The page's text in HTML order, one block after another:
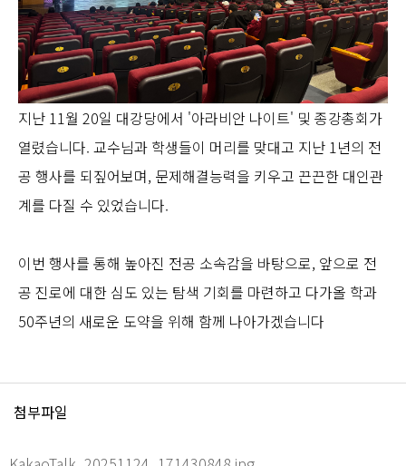
지난 11월 20일 대강당에서 '아라비안 나이트' 및 종강총회가
열렸습니다. 교수님과 학생들이 머리를 맞대고 지난 1년의 전
공 행사를 되짚어보며, 문제해결능력을 키우고 끈끈한 대인관
계를 다질 수 있었습니다.
이번 행사를 통해 높아진 전공 소속감을 바탕으로, 앞으로 전
공 진로에 대한 심도 있는 탐색 기회를 마련하고 다가올 학과
50주년의 새로운 도약을 위해 함께 나아가겠습니다
첨부파일